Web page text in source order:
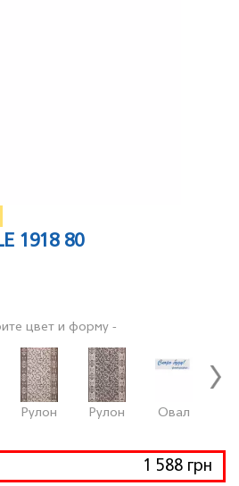
1918 80
1 588 грн
цвет и форму -
Рулон Рулон Овал